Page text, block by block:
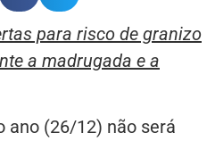
para risco de granizo
a madrugada e a
ano (26/12) não será